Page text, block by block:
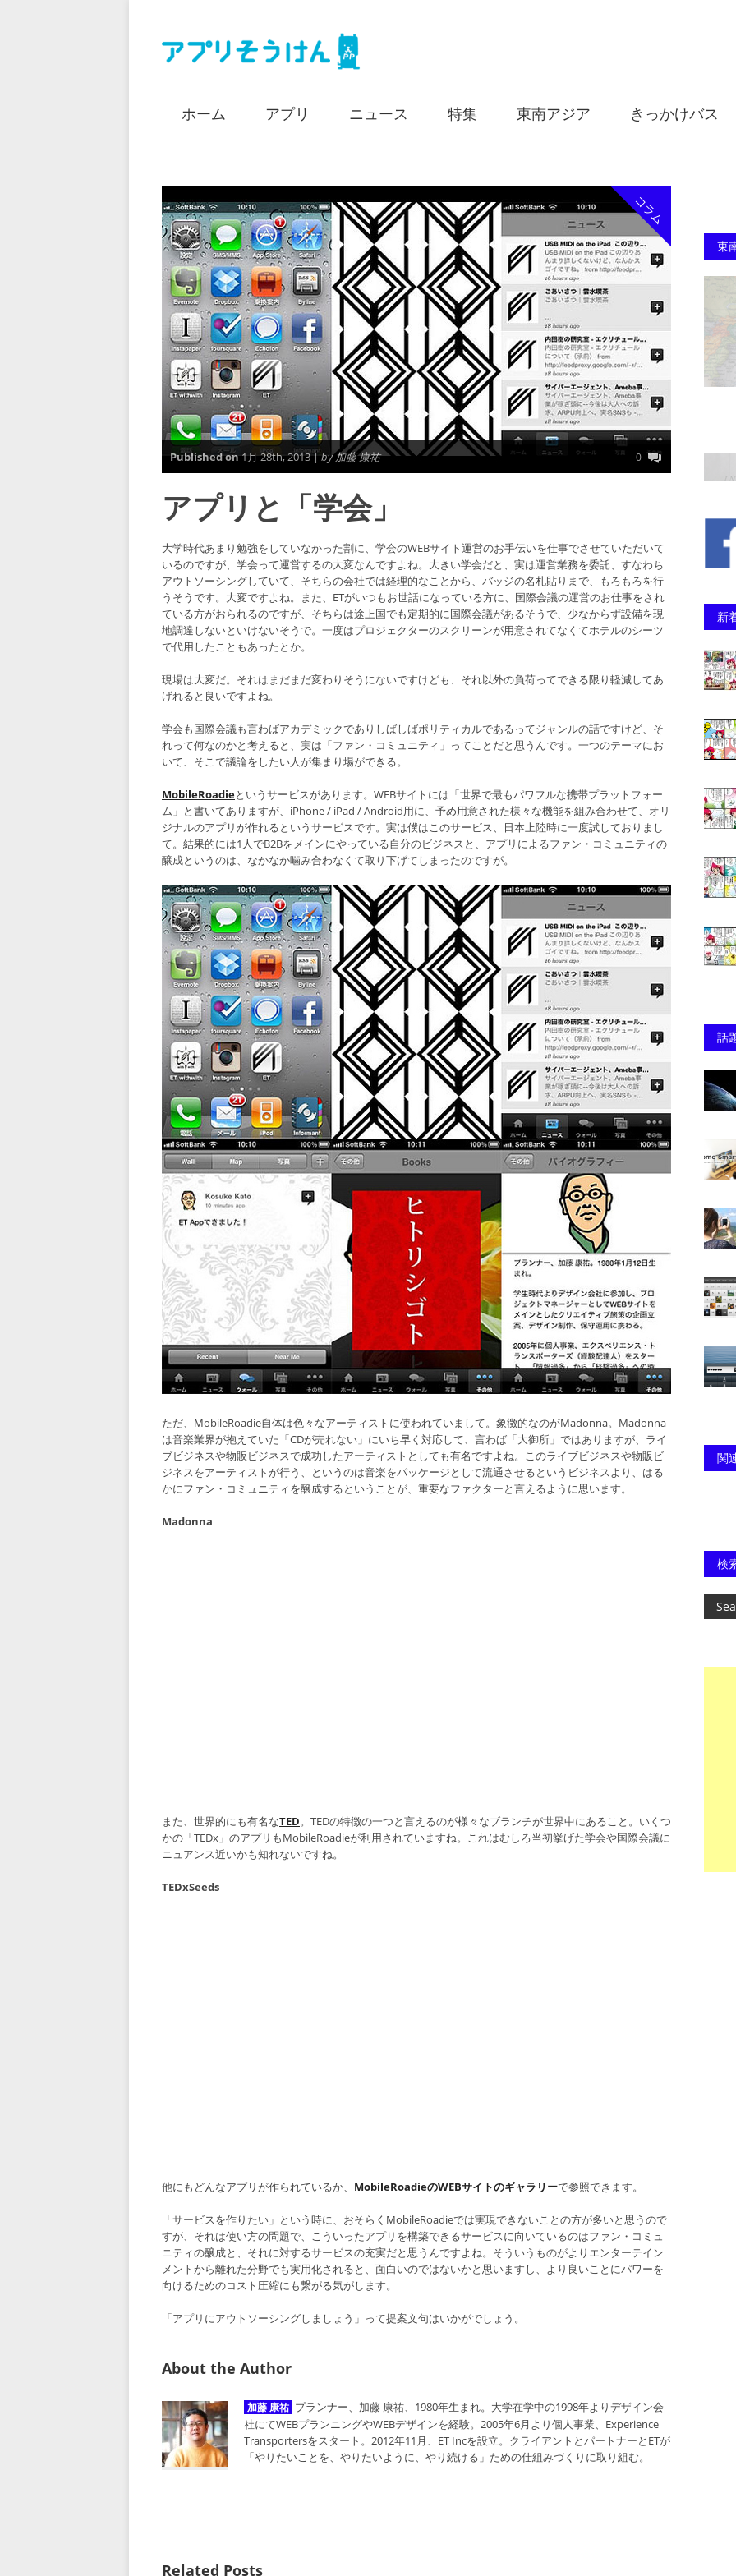
ホーム アプリ ニュース 特集 東南アジア きっかけバス
コラム
Published on1月 28th, 2013 |by 加藤 康祐 0
アプリと「学会」
大学時代あまり勉強をしていなかった割に、学会のWEBサイト運営のお手伝いを仕事でさせていただいて
いるのですが、学会って運営するの大変なんですよね。大きい学会だと、実は運営業務を委託、すなわち
アウトソーシングしていて、そちらの会社では経理的なことから、バッジの名札貼りまで、もろもろを行
うそうです。大変ですよね。また、ETがいつもお世話になっている方に、国際会議の運営のお仕事をされ
ている方がおられるのですが、そちらは途上国でも定期的に国際会議があるそうで、少なからず設備を現
地調達しないといけないそうで。一度はプロジェクターのスクリーンが用意されてなくてホテルのシーツ
で代用したこともあったとか。
現場は大変だ。それはまだまだ変わりそうにないですけども、それ以外の負荷ってできる限り軽減してあ
げれると良いですよね。
学会も国際会議も言わばアカデミックでありしばしばポリティカルであるってジャンルの話ですけど、そ
れって何なのかと考えると、実は「ファン・コミュニティ」ってことだと思うんです。一つのテーマにお
いて、そこで議論をしたい人が集まり場ができる。
MobileRoadieというサービスがあります。WEBサイトには「世界で最もパワフルな携帯プラットフォー
ム」と書いてありますが、iPhone / iPad / Android用に、予め用意された様々な機能を組み合わせて、オリ
ジナルのアプリが作れるというサービスです。実は僕はこのサービス、日本上陸時に一度試しておりまし
て。結果的には1人でB2Bをメインにやっている自分のビジネスと、アプリによるファン・コミュニティの
醸成というのは、なかなか噛み合わなくて取り下げてしまったのですが。
ただ、MobileRoadie自体は色々なアーティストに使われていまして。象徴的なのがMadonna。Madonna
は音楽業界が抱えていた「CDが売れない」にいち早く対応して、言わば「大御所」ではありますが、ライ
ブビジネスや物販ビジネスで成功したアーティストとしても有名ですよね。このライブビジネスや物販ビ
ジネスをアーティストが行う、というのは音楽をパッケージとして流通させるというビジネスより、はる
かにファン・コミュニティを醸成するということが、重要なファクターと言えるように思います。
Madonna
また、世界的にも有名なTED。TEDの特徴の一つと言えるのが様々なブランチが世界中にあること。いくつ
かの「TEDx」のアプリもMobileRoadieが利用されていますね。これはむしろ当初挙げた学会や国際会議に
ニュアンス近いかも知れないですね。
TEDxSeeds
他にもどんなアプリが作られているか、 MobileRoadieのWEBサイトのギャラリーで参照できます。
「サービスを作りたい」という時に、おそらくMobileRoadieでは実現できないことの方が多いと思うので
すが、それは使い方の問題で、こういったアプリを構築できるサービスに向いているのはファン・コミュ
ニティの醸成と、それに対するサービスの充実だと思うんですよね。そういうものがよりエンターテイン
メントから離れた分野でも実用化されると、面白いのではないかと思いますし、より良いことにパワーを
向けるためのコスト圧縮にも繋がる気がします。
「アプリにアウトソーシングしましょう」って提案文句はいかがでしょう。
About the Author
加藤 康祐 プランナー、加藤 康祐、1980年生まれ。大学在学中の1998年よりデザイン会
社にてWEBプランニングやWEBデザインを経験。2005年6月より個人事業、Experience
Transportersをスタート。2012年11月、ET Incを設立。クライアントとパートナーとETが
「やりたいことを、やりたいように、やり続ける」ための仕組みづくりに取り組む。
Related Posts
東
新
話
関
検